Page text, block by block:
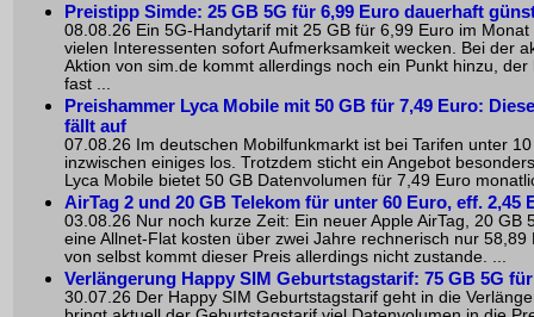
Preistipp Simde: 25 GB 5G für 6,99 Euro dauerhaft
08.08.26 Ein 5G-Handytarif mit 25 GB für 6,99 Euro im Monat
vielen Interessenten sofort Aufmerksamkeit wecken. Bei der
Aktion von sim.de kommt allerdings noch ein Punkt hinzu, der
fast ...
Preishammer Lyca Mobile mit 50 GB für 7,49 Euro:
fällt auf
07.08.26 Im deutschen Mobilfunkmarkt ist bei Tarifen unter
inzwischen einiges los. Trotzdem sticht ein Angebot
Lyca Mobile bietet 50 GB Datenvolumen für 7,49 Euro
AirTag 2 und 20 GB Telekom für unter 60 Euro, eff. 2,45
03.08.26 Nur noch kurze Zeit: Ein neuer Apple AirTag, 20 GB
eine Allnet-Flat kosten über zwei Jahre rechnerisch nur 58,89
von selbst kommt dieser Preis allerdings nicht zustande. ...
Verlängerung Happy SIM Geburtstagstarif: 75 GB 5G
30.07.26 Der Happy SIM Geburtstagstarif geht in die